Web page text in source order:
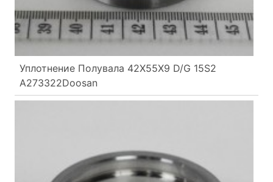
Уплотнение Полувала 42X55X9 D/G 15S2
A273322Doosan